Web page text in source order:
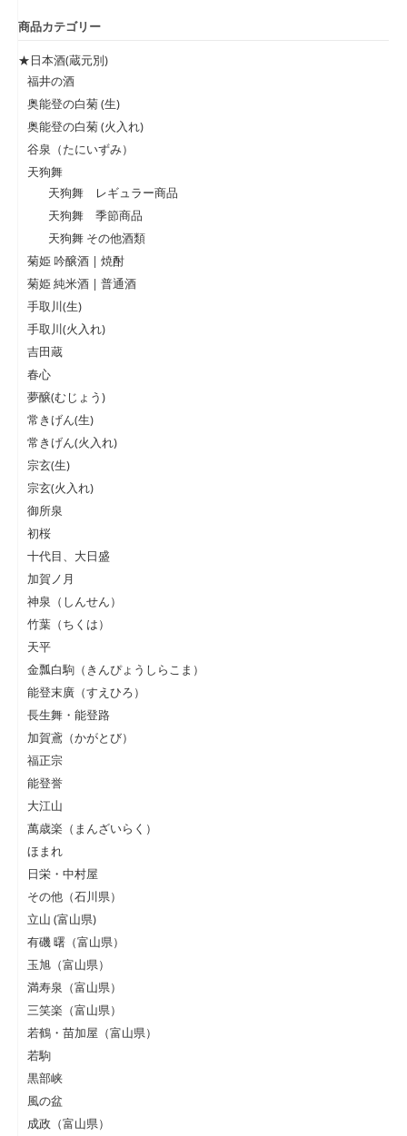
商品カテゴリー
★日本酒(蔵元別)
福井の酒
奥能登の白菊 (生)
奥能登の白菊 (火入れ)
谷泉（たにいずみ）
天狗舞
天狗舞 レギュラー商品
天狗舞 季節商品
天狗舞 その他酒類
菊姫 吟醸酒 | 焼酎
菊姫 純米酒 | 普通酒
手取川(生)
手取川(火入れ)
吉田蔵
春心
夢醸(むじょう)
常きげん(生)
常きげん(火入れ)
宗玄(生)
宗玄(火入れ)
御所泉
初桜
十代目、大日盛
加賀ノ月
神泉（しんせん）
竹葉（ちくは）
天平
金瓢白駒（きんぴょうしらこま）
能登末廣（すえひろ）
長生舞・能登路
加賀鳶（かがとび）
福正宗
能登誉
大江山
萬歳楽（まんざいらく）
ほまれ
日栄・中村屋
その他（石川県）
立山 (富山県)
有磯 曙（富山県）
玉旭（富山県）
満寿泉（富山県）
三笑楽（富山県）
若鶴・苗加屋（富山県）
若駒
黒部峡
風の盆
成政（富山県）